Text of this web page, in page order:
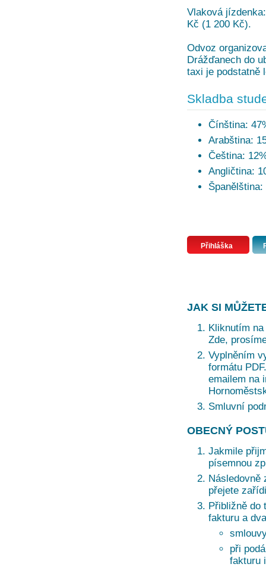
Vlaková
Kč (1 200 Kč).
Odvoz
Drážďanech do
taxi je podstatně
Skladba
Čínština:
Arabština:
Čeština:
Angličtina:
Španělština:
Přihláška
JAK SI
Kliknutím
Zde,
Vyplněním
formátu
emailem na
Smluvní
OBECNÝ
Jakmile
písemnou
Následovně
přejete
Přibližně do
fakturu a
při
fakturu